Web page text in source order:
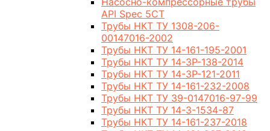
API Spec 5CT
Трубы НКТ ТУ 1308-206-
00147016-2002
Трубы НКТ ТУ 14-161-195-2001
Трубы НКТ ТУ 14-3Р-138-2014
Трубы НКТ ТУ 14-3Р-121-2011
Трубы НКТ ТУ 14-161-232-2008
Трубы НКТ ТУ 39-0147016-97-99
Трубы НКТ ТУ 14-3-1534-87
Трубы НКТ ТУ 14-161-237-2018